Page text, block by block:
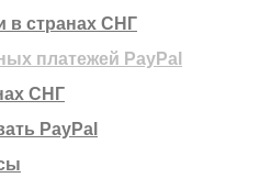
в странах СНГ
платежей PayPal
СНГ
PayPal